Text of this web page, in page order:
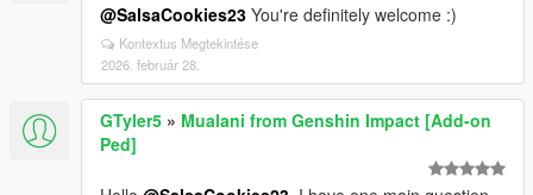
@SalsaCookies23 You're definitely welcome :)
Kontextus Megtekintése
2026. február 28.
GTyler5 » Mualani from Genshin Impact [Add-on
Ped]